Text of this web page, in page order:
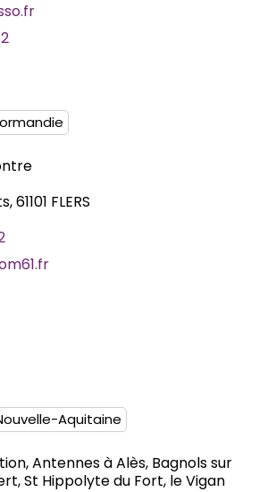
61101 FLERS
Aquitaine
Antennes à Alès, Bagnols sur
St Hippolyte du Fort, le Vigan